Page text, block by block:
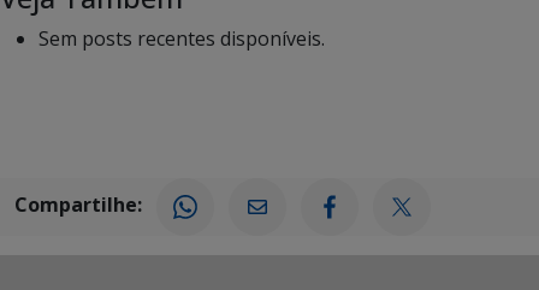
Sem posts recentes disponíveis.
Compartilhe: